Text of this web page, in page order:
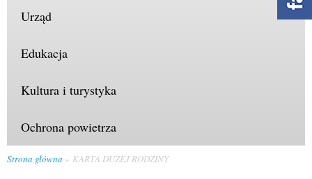
Urząd
Edukacja
Kultura i turystyka
Ochrona powietrza
Strona główna KARTA DUŻEJ RODZINY